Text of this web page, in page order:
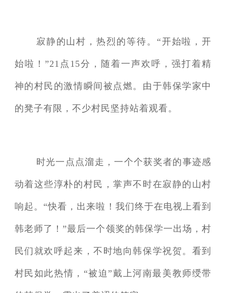
寂静的山村，热烈的等待。“开始啦，开
始啦！”21点15分，随着一声欢呼，强打着精
神的村民的激情瞬间被点燃。由于韩保学家中
的凳子有限，不少村民坚持站着观看。
时光一点点溜走，一个个获奖者的事迹感
动着这些淳朴的村民，掌声不时在寂静的山村
响起。“快看，出来啦！我们终于在电视上看到
韩老师了！”最后一个领奖的韩保学一出场，村
民们就欢呼起来，不时地向韩保学祝贺。看到
村民如此热情，“被迫”戴上河南最美教师绶带